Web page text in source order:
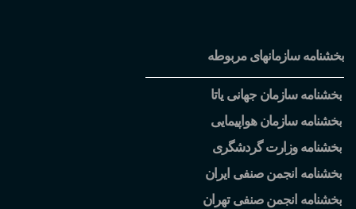
بخشنامه سازمانهای مربوطه
بخشنامه سازمان جهانی یاتا
بخشنامه سازمان هواپیمایی
بخشنامه وزارت گردشگری
بخشنامه انجمن صنفی ایران
بخشنامه انجمن صنفی تهران